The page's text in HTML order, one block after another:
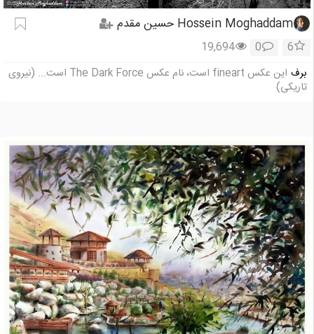
Hossein Moghaddam حسین مقدم
6
0
19,694
برف
این عکس fineart است، نام عکس The Dark Force است... (نیروی
تاریکی)